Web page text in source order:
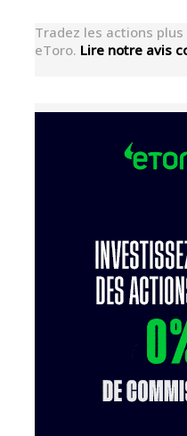
Tradez les actions
eToro. Lire notre avis